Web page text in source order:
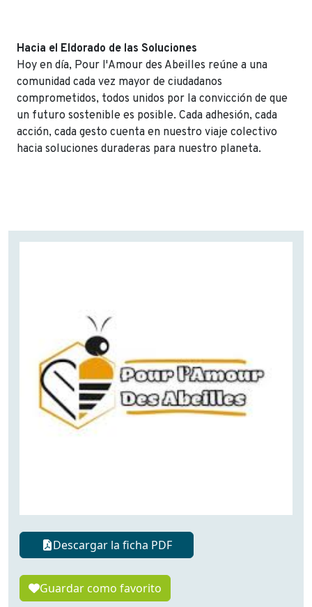
Hacia el Eldorado de las Soluciones
Hoy en día, Pour l'Amour des Abeilles reúne a una
comunidad cada vez mayor de ciudadanos
comprometidos, todos unidos por la convicción de que
un futuro sostenible es posible. Cada adhesión, cada
acción, cada gesto cuenta en nuestro viaje colectivo
hacia soluciones duraderas para nuestro planeta.
Descargar la ficha PDF
Guardar como favorito